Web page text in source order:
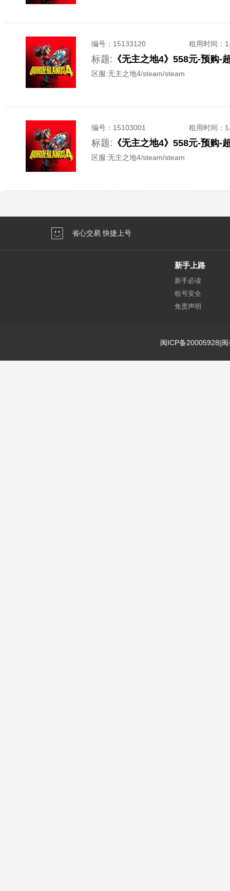
编号： 15133120 租用时间 ：
标题:
区服:无主之地4/steam/steam
编号： 15103001 租用时间 ：
标题:
区服:无主之地4/steam/steam
省心交易 快捷上号
新手上路
新手必读
租号安全
免责声明
闽ICP备20005928|